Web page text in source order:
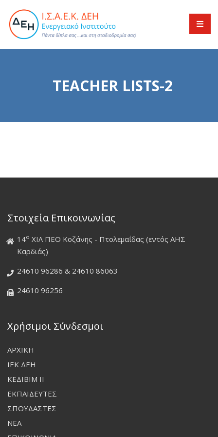
TEACHER LISTS-2
Στοιχεία Επικοινωνίας
14ο ΧΙΛ ΠΕΟ Κοζάνης - Πτολεμαΐδας (εντός ΑΗΣ
Καρδιάς)
24610 96286 & 24610 86063
24610 96256
Χρήσιμοι Σύνδεσμοι
ΑΡΧΙΚΗ
ΙΕΚ ΔΕΗ
ΚΕΔΙΒΙΜ ΙΙ
ΕΚΠΑΙΔΕΥΤΕΣ
ΣΠΟΥΔΑΣΤΕΣ
ΝΕΑ